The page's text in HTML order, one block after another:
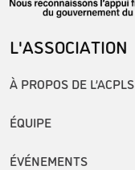
L'ASSOCIATION
À PROPOS DE L’ACPLS
ÉQUIPE
ÉVÉNEMENTS